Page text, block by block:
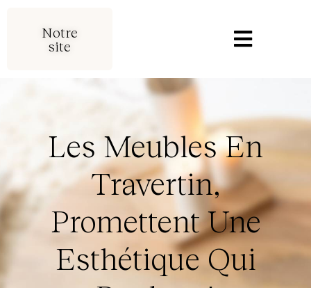
Notre
site
Les Meubles En
Travertin,
Promettent Une
Esthétique Qui